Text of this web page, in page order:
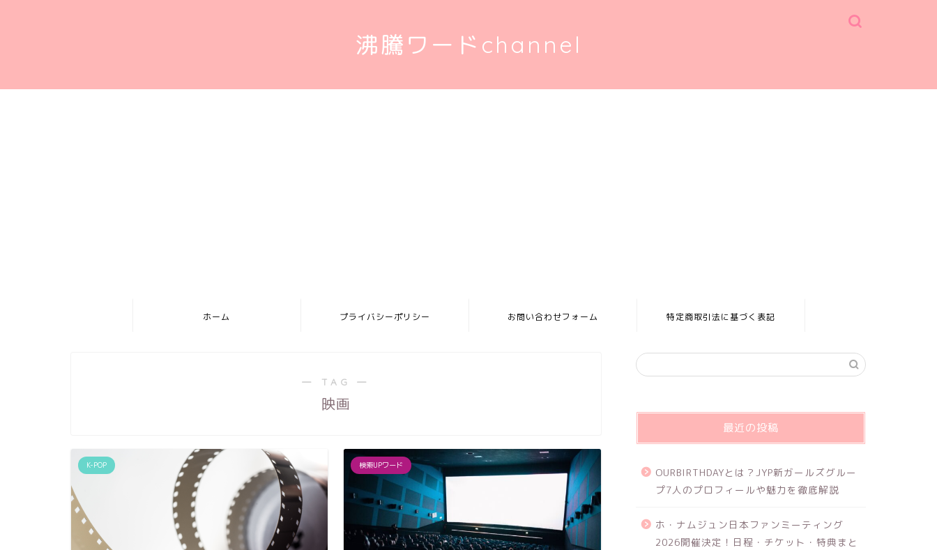
沸騰ワードchannel
ホーム プライバシーポリシー お問い合わせフォーム 特定商取引法に基づく表記
― TAG ―
映画
K-POP 検索UPワード
最近の投稿
OURBIRTHDAYとは？JYP新ガールズグルー
プ7人のプロフィールや魅力を徹底解説
ホ・ナムジュン日本ファンミーティング
2026開催決定！日程・チケット・特典まと